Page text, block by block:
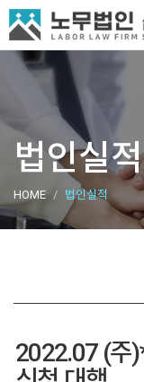
법인실적
HOME 법인실적
2022.07 (주